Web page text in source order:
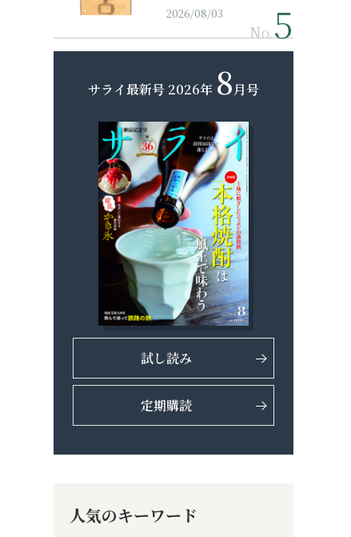
2026/08/03
No.
サライ最新号 2026年 8月号
試し読み
定期購読
人気のキーワード